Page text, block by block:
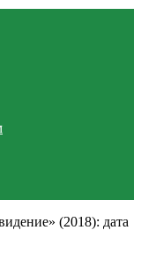
(2018): дата